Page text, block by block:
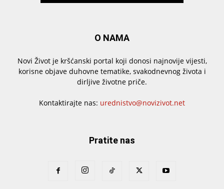
O NAMA
Novi Život je kršćanski portal koji donosi najnovije vijesti,
korisne objave duhovne tematike, svakodnevnog života i
dirljive životne priče.
Kontaktirajte nas: urednistvo@novizivot.net
Pratite nas